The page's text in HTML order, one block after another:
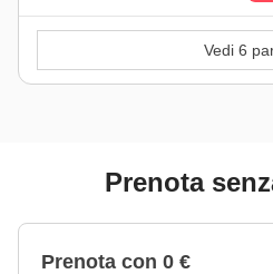
Vedi 6
Prenota
Prenota con 0 €